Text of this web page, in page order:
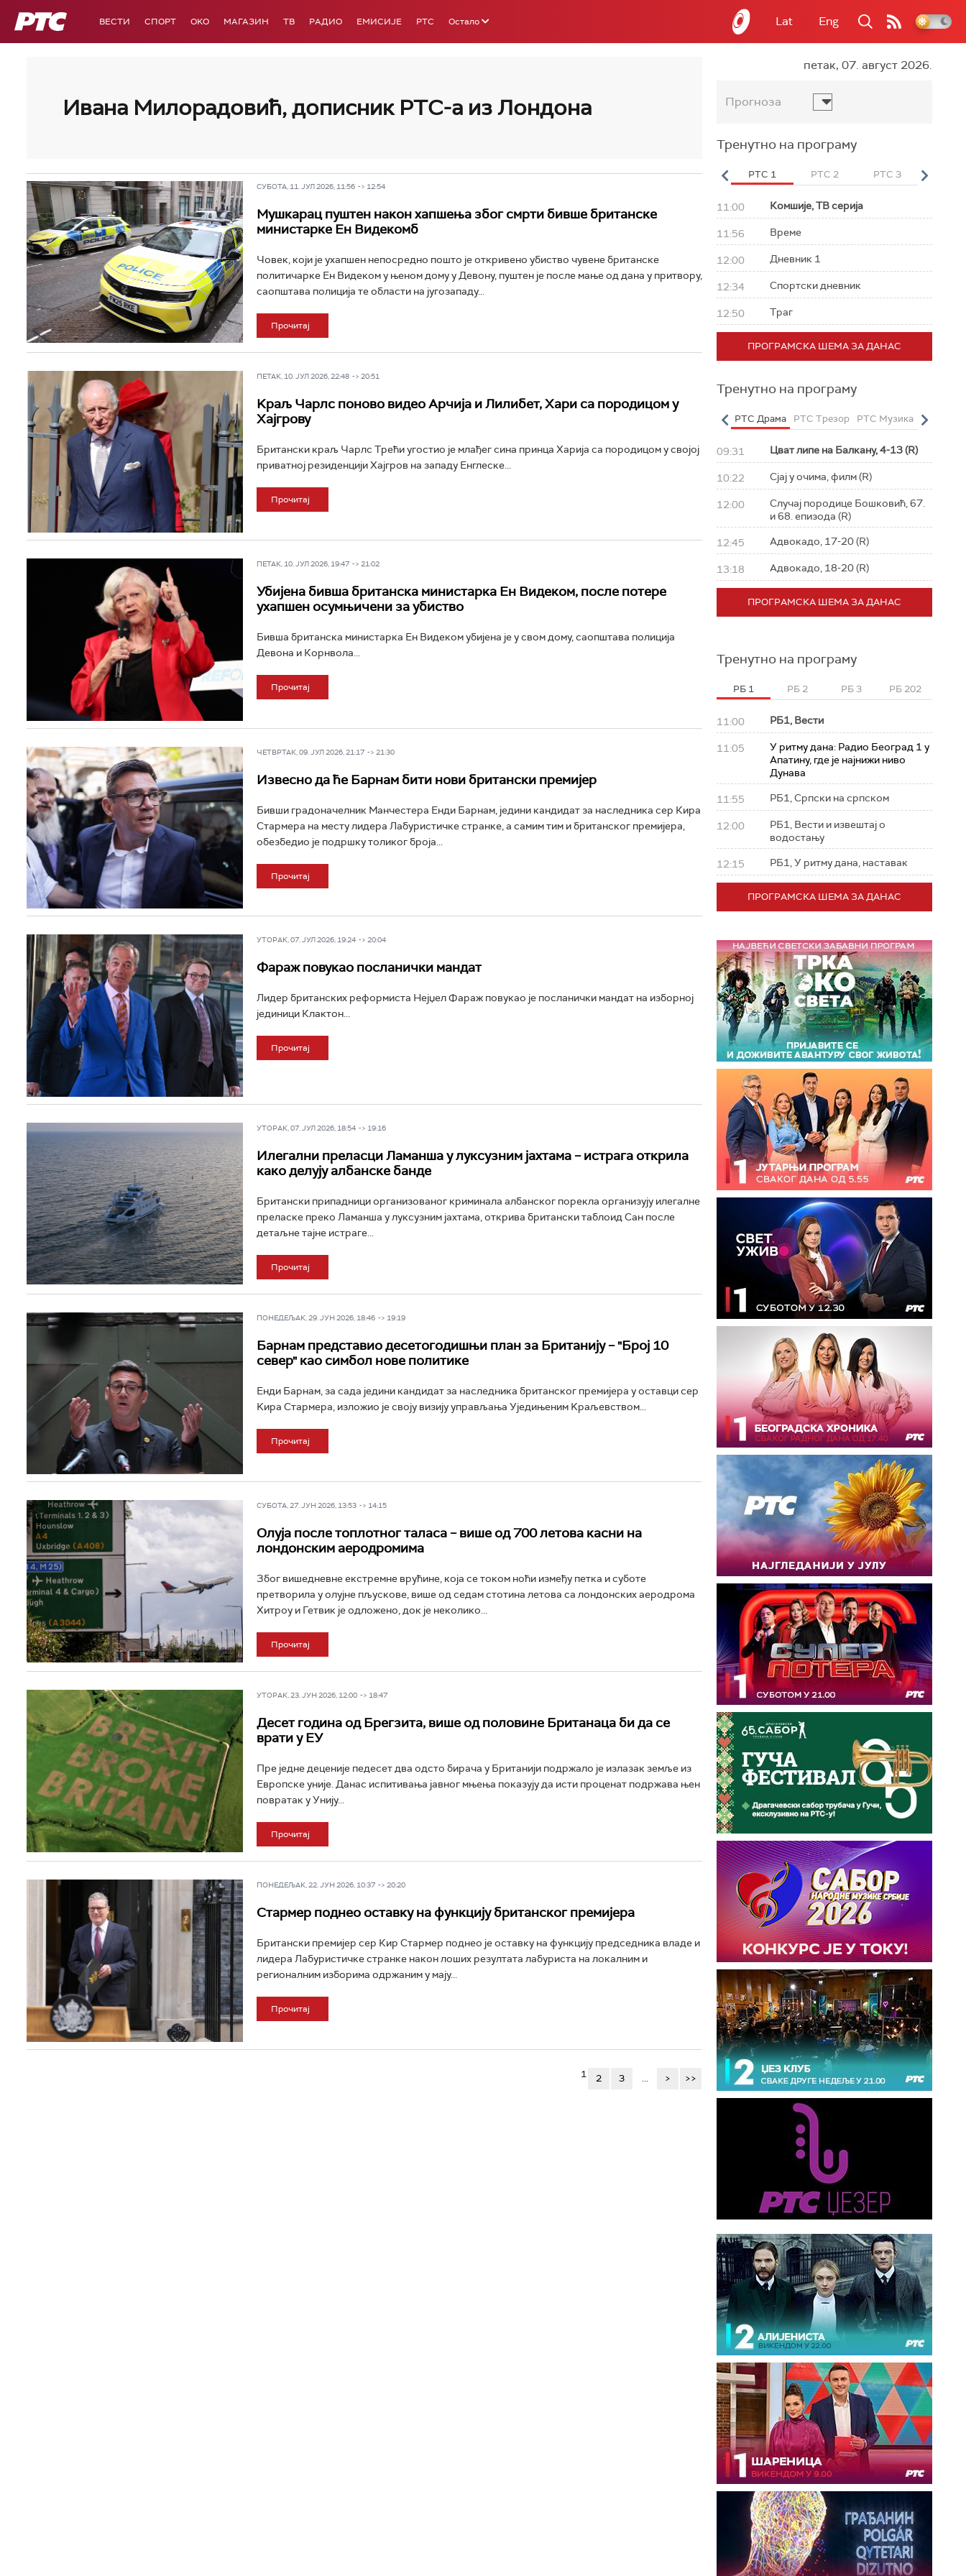
РТС ВЕСТИ СПОРТ OKO МАГАЗИН ТВ РАДИО ЕМИСИЈЕ РТС Остало Lat Eng
Ивана Милорадовић, дописник РТС-а из Лондона
СУБОТА, 11. ЈУЛ 2026, 11:56 -> 12:54
Мушкарац пуштен након хапшења због смрти бивше британске
министарке Ен Видекомб
Човек, који је ухапшен непосредно пошто је откривено убиство чувене британске
политичарке Ен Видеком у њеном дому у Девону, пуштен је после мање од дана у притвору,
саопштава полиција те области на југозападу...
Прочитај
ПЕТАК, 10. ЈУЛ 2026, 22:48 -> 20:51
Kраљ Чарлс поново видео Арчија и Лилибет, Хари са породицом у
Хајгрову
Британски краљ Чарлс Трећи угостио је млађег сина принца Харија са породицом у својој
приватној резиденцији Хајгров на западу Енглеске...
Прочитај
ПЕТАК, 10. ЈУЛ 2026, 19:47 -> 21:02
Убијена бивша британска министарка Ен Видеком, после потере
ухапшен осумњичени за убиство
Бивша британска министарка Ен Видеком убијена је у свом дому, саопштава полиција
Девона и Корнвола...
Прочитај
ЧЕТВРТАК, 09. ЈУЛ 2026, 21:17 -> 21:30
Извесно да ће Барнам бити нови британски премијер
Бивши градоначелник Манчестера Енди Барнам, једини кандидат за наследника сер Кира
Стармера на месту лидера Лабуристичке странке, а самим тим и британског премијера,
обезбедио је подршку толиког броја...
Прочитај
УТОРАК, 07. ЈУЛ 2026, 19:24 -> 20:04
Фараж повукао посланички мандат
Лидер британских реформиста Нејџел Фараж повукао је посланички мандат на изборној
јединици Клактон...
Прочитај
УТОРАК, 07. ЈУЛ 2026, 18:54 -> 19:16
Илегални преласци Ламанша у луксузним јахтама – истрага открила
како делују албанске банде
Британски припадници организованог криминала албанског порекла организују илегалне
преласке преко Ламанша у луксузним јахтама, открива британски таблоид Сан после
детаљне тајне истраге...
Прочитај
ПОНЕДЕЉАК, 29. ЈУН 2026, 18:46 -> 19:19
Барнам представио десетогодишњи план за Британију – "Број 10
север" као симбол нове политике
Енди Барнам, за сада једини кандидат за наследника британског премијера у оставци сер
Kира Стармера, изложио је своју визију управљања Уједињеним Kраљевством...
Прочитај
СУБОТА, 27. ЈУН 2026, 13:53 -> 14:15
Олуја после топлотног таласа – више од 700 летова касни на
лондонским аеродромима
Због вишедневне екстремне врућине, која се током ноћи између петка и суботе
претворила у олујне пљускове, више од седам стотина летова са лондонских аеродрома
Хитроу и Гетвик је одложено, док је неколико...
Прочитај
УТОРАК, 23. ЈУН 2026, 12:00 -> 18:47
Десет година од Брегзита, више од половине Британаца би да се
врати у ЕУ
Пре једне деценије педесет два одсто бирача у Британији подржало је излазак земље из
Европске уније. Данас испитивања јавног мњења показују да исти проценат подржава њен
повратак у Унију...
Прочитај
ПОНЕДЕЉАК, 22. ЈУН 2026, 10:37 -> 20:20
Стармер поднео оставку на функцију британског премијера
Британски премијер сер Кир Стармер поднео је оставку на функцију председника владе и
лидера Лабуристичке странке након лоших резултата лабуриста на локалним и
регионалним изборима одржаним у мају...
Прочитај
1 2 3 ... > >>
петак, 07. август 2026.
Прогноза
Тренутно на програму
РТС 3 РТС Свет РТС HD РТС 1 РТС 2 РТС 3 РТС
11:00 Комшије, ТВ серија
11:56 Време
12:00 Дневник 1
12:34 Спортски дневник
12:50 Траг
ПРОГРАМСКА ШЕМА ЗА ДАНАС
Тренутно на програму
РТС Полетарац РТС Драма РТС Трезор РТС Музика РТС
09:31 Цват липе на Балкану, 4-13 (R)
10:22 Сјај у очима, филм (R)
12:00
Случај породице Бошковић, 67.
и 68. епизода (R)
12:45 Адвокадо, 17-20 (R)
13:18 Адвокадо, 18-20 (R)
ПРОГРАМСКА ШЕМА ЗА ДАНАС
Тренутно на програму
РБ 1 РБ 2 РБ 3 РБ 202
11:00 РБ1, Вести
11:05
У ритму дана: Радио Београд 1 у
Апатину, где је најнижи ниво
Дунава
11:55 РБ1, Српски на српском
12:00
РБ1, Вести и извештај о
водостању
12:15 РБ1, У ритму дана, наставак
ПРОГРАМСКА ШЕМА ЗА ДАНАС